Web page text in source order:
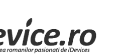
Stiri
de
Ultima
Ora